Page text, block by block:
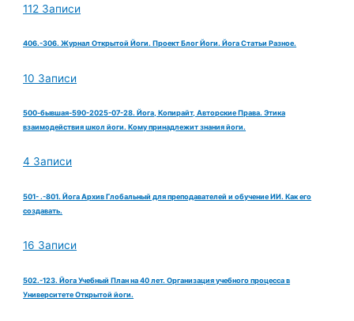
112 Записи
406.-306. Журнал Открытой Йоги. Проект Блог Йоги. Йога Статьи Разное.
10 Записи
500-бывшая-590-2025-07-28. Йога, Копирайт, Авторские Права. Этика
взаимодействия школ йоги. Кому принадлежит знания йоги.
4 Записи
501- .-801. Йога Архив Глобальный для преподавателей и обучение ИИ. Как его
создавать.
16 Записи
502.-123. Йога Учебный План на 40 лет. Организация учебного процесса в
Университете Открытой йоги.